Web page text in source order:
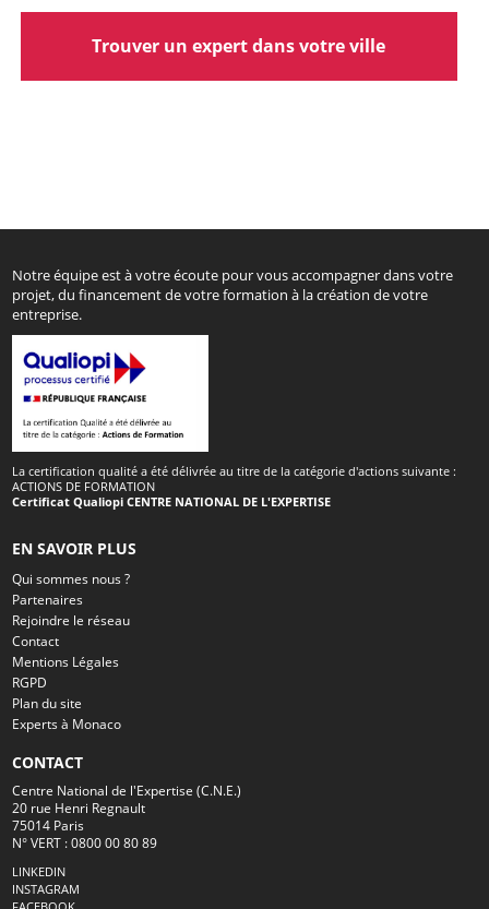
Trouver un expert dans votre ville
Notre équipe est à votre écoute pour vous accompagner dans votre
projet, du financement de votre formation à la création de votre
entreprise.
La certification qualité a été délivrée au titre de la catégorie d'actions suivante :
ACTIONS DE FORMATION
Certificat Qualiopi CENTRE NATIONAL DE L'EXPERTISE
EN SAVOIR PLUS
Qui sommes nous ?
Partenaires
Rejoindre le réseau
Contact
Mentions Légales
RGPD
Plan du site
Experts à Monaco
CONTACT
Centre National de l'Expertise (C.N.E.)
20 rue Henri Regnault
75014 Paris
N° VERT : 0800 00 80 89
LINKEDIN
INSTAGRAM